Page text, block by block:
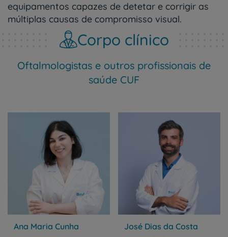
equipamentos capazes de detetar e corrigir as
múltiplas causas de compromisso visual.
Corpo clínico
Oftalmologistas e outros profissionais de
saúde CUF
Ana Maria Cunha José Dias da Costa